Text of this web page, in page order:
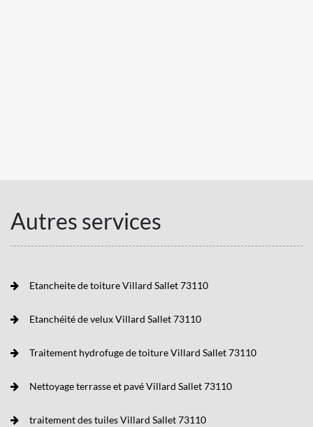
Autres services
Etancheite de toiture Villard Sallet 73110
Etanchéité de velux Villard Sallet 73110
Traitement hydrofuge de toiture Villard Sallet 73110
Nettoyage terrasse et pavé Villard Sallet 73110
traitement des tuiles Villard Sallet 73110